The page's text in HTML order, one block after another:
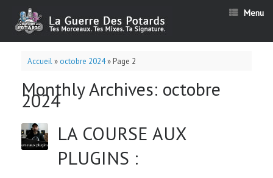
Menu
Accueil» octobre 2024» Page 2
Monthly Archives: octobre
2024
LA COURSE AUX
PLUGINS :